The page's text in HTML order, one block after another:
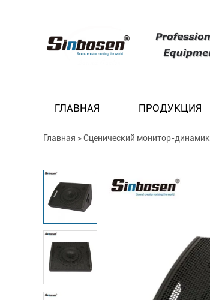
ГЛАВНАЯ ПРОДУКЦИЯ
Главная >Сценический монитор-динамик